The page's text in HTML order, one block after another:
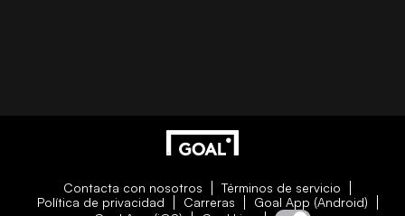
Contacta con nosotros
Términos de servicio
Política de privacidad
Carreras
Goal App (Android)